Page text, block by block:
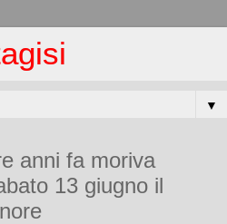
▼
anni fa moriva
13 giugno il